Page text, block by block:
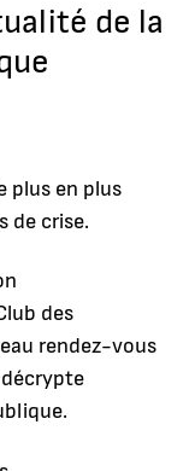
de la
plus en plus
de crise.
des
rendez-vous